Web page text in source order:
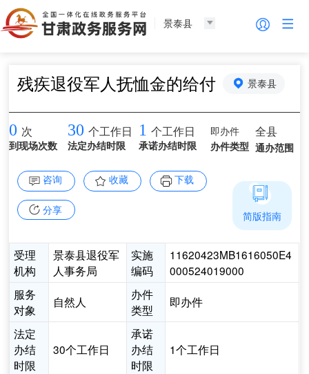
景泰县
残疾退役军人抚恤金的给付 景泰县
0 次
到现场次数
30 个工作日
法定办结时限
1 个工作日
承诺办结时限
即办件
办件类型
全县
通办范围
咨询 收藏 下载
分享
受理
机构
景泰县退役军
人事务局
实施
编码
11620423MB1616050E4
000524019000
服务
对象
自然人
办件
类型
即办件
法定
办结
时限
30个工作日
承诺
办结
时限
1个工作日
简版指南